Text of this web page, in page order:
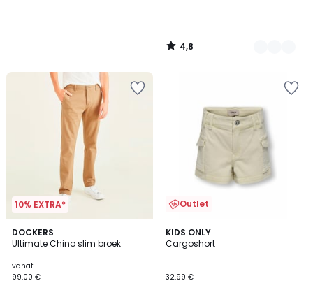
4,8
/
10% EXTRA*
DOCKERS
Ultimate Chino slim broek
vanaf
99,00 €
5
Kleuren
Outlet
KIDS ONLY
Cargoshort
32,99 €
2
Kleuren